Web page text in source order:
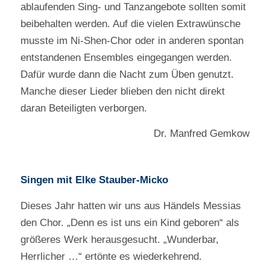
ablaufenden Sing- und Tanzangebote sollten somit
beibehalten werden. Auf die vielen Extrawünsche
musste im Ni-Shen-Chor oder in anderen spontan
entstandenen Ensembles eingegangen werden.
Dafür wurde dann die Nacht zum Üben genutzt.
Manche dieser Lieder blieben den nicht direkt
daran Beteiligten verborgen.
Dr. Manfred Gemkow
Singen mit Elke Stauber-Micko
Dieses Jahr hatten wir uns aus Händels Messias
den Chor. „Denn es ist uns ein Kind geboren“ als
größeres Werk herausgesucht. „Wunderbar,
Herrlicher …“ ertönte es wiederkehrend.